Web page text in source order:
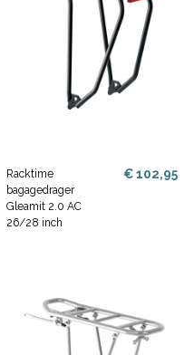
Racktime
bagagedrager
Gleamit 2.0 AC
26/28 inch
€ 102,95